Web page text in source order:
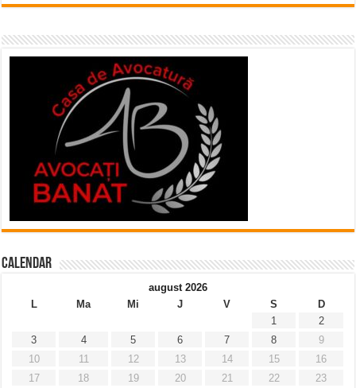
Calendar
august 2026
L
Ma Mi J V S
D
1
2
3
4 5 6 7 8
9
10
11 12 13 14 15
16
17
18 19 20 21 22
23